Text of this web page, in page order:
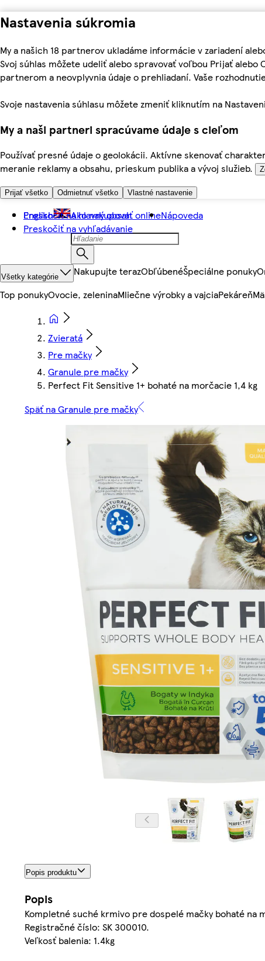
Nastavenia súkromia
My a našich 18 partnerov ukladáme informácie v zariadení
Svoj súhlas môžete udeliť alebo spravovať voľbou Prijať
partnerom a neovplyvnia údaje o prehliadaní. Vaše
Svoje nastavenia súhlasu môžete zmeniť kliknutím na
My a naši partneri spracúvame údaje s cieľom
Používať presné údaje o geolokácii. Aktívne skenovať
meranie reklamy a obsahu, prieskum publika a vývoj služieb.
Prijať všetko Odmietnuť všetko Vlastné nastavenie
Preskočiť na hlavný obsah
Preskočiť na vyhľadávanie
English Ako nakupovať onlineNápoveda
Všetky kategórie Nakupujte terazObľúbenéŠpeciálne ponuky
Top ponukyOvocie, zeleninaMliečne výrobky a vajciaPekáreň
Zvieratá
Pre mačky
Granule pre mačky
Perfect Fit Sensitive 1+ bohaté na morčacie 1,4 kg
Späť na Granule pre mačky
Popis produktu
Popis
Kompletné suché krmivo pre dospelé mačky bohaté na
Registračné číslo: SK 300010.
Veľkosť balenia: 1.4kg